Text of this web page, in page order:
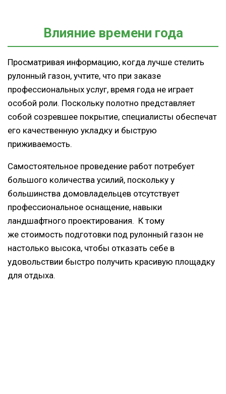
Влияние времени года
Просматривая информацию, когда лучше стелить
рулонный газон, учтите, что при заказе
профессиональных услуг, время года не играет
особой роли. Поскольку полотно представляет
собой созревшее покрытие, специалисты обеспечат
его качественную укладку и быструю
приживаемость.
Самостоятельное проведение работ потребует
большого количества усилий, поскольку у
большинства домовладельцев отсутствует
профессиональное оснащение, навыки
ландшафтного проектирования. К тому
же стоимость подготовки под рулонный газон не
настолько высока, чтобы отказать себе в
удовольствии быстро получить красивую площадку
для отдыха.